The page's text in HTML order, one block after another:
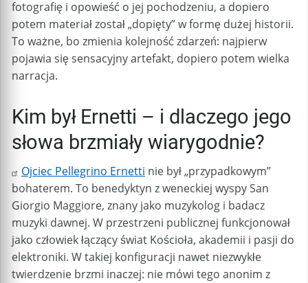
fotografię i opowieść o jej pochodzeniu, a dopiero
potem materiał został „dopięty” w formę dużej historii.
To ważne, bo zmienia kolejność zdarzeń: najpierw
pojawia się sensacyjny artefakt, dopiero potem wielka
narracja.
Kim był Ernetti – i dlaczego jego
słowa brzmiały wiarygodnie?
Ojciec Pellegrino Ernetti nie był „przypadkowym”
bohaterem. To benedyktyn z weneckiej wyspy San
Giorgio Maggiore, znany jako muzykolog i badacz
muzyki dawnej. W przestrzeni publicznej funkcjonował
jako człowiek łączący świat Kościoła, akademii i pasji do
elektroniki. W takiej konfiguracji nawet niezwykłe
twierdzenie brzmi inaczej: nie mówi tego anonim z